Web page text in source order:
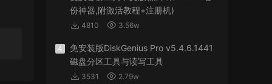
份神器,附激活教程+注册机)
4810 3.56w
4
免安装版DiskGenius Pro v5.4.6.1441
磁盘分区工具与读写工具
3531 2.79w